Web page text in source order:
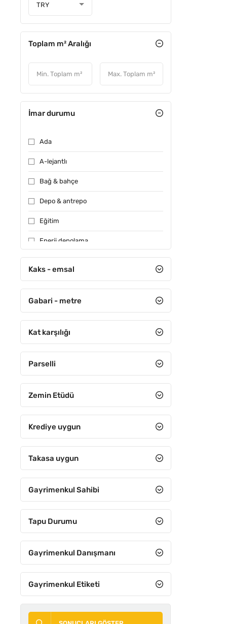
TRY
Toplam m² Aralığı
İmar durumu
Ada
A-lejantlı
Bağ & bahçe
Depo & antrepo
Eğitim
Enerji depolama
Muhtelif
Özel kullanım
Sağlık
Sera
Spor alanı
Tercihli Alan
Ticari
Ticari konut
Turizm
Zeytinlik
Kaks - emsal
Gabari - metre
Kat karşılığı
Parselli
Zemin Etüdü
Krediye uygun
Takasa uygun
Gayrimenkul Sahibi
Tapu Durumu
Gayrimenkul Danışmanı
Gayrimenkul Etiketi